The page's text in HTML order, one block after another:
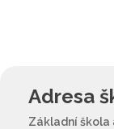
Adresa
Základní škola